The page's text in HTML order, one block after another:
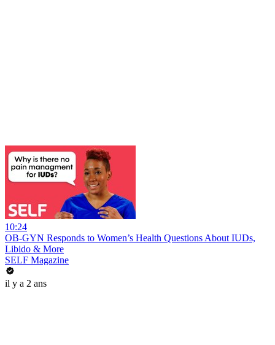
10:24
OB-GYN Responds to Women’s Health Questions About IUDs,
Libido & More
SELF Magazine
il y a 2 ans